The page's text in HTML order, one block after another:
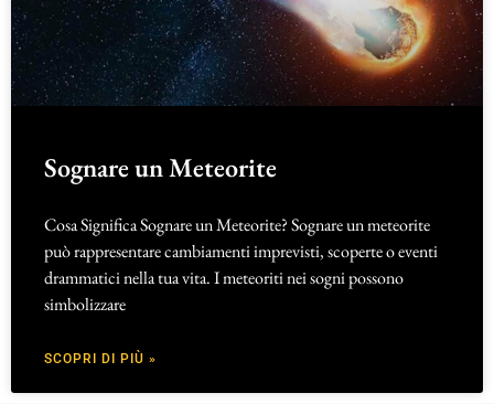
Sognare un Meteorite
Cosa Significa Sognare un Meteorite? Sognare un meteorite
può rappresentare cambiamenti imprevisti, scoperte o eventi
drammatici nella tua vita. I meteoriti nei sogni possono
simbolizzare
SCOPRI DI PIÙ »